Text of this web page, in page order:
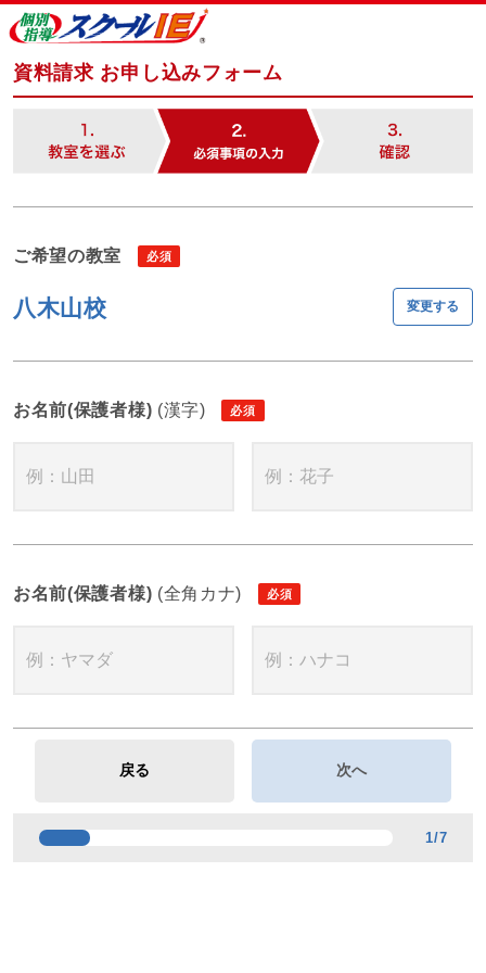
資料請求 お申し込みフォーム
ご希望の教室
八木山校 変更する
お名前(保護者様) (漢字)
お名前(保護者様) (全角カナ)
1/7